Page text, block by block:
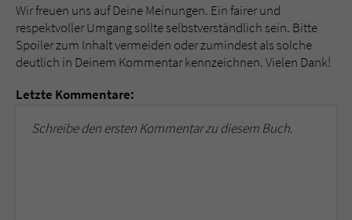
Wir freuen uns auf Deine Meinungen. Ein fairer und
respektvoller Umgang sollte selbstverständlich sein. Bitte
Spoiler zum Inhalt vermeiden oder zumindest als solche
deutlich in Deinem Kommentar kennzeichnen. Vielen Dank!
Letzte Kommentare:
Schreibe den ersten Kommentar zu diesem Buch.